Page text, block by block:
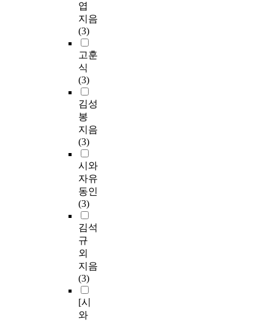
엽
지음
(3)
고훈
식
(3)
김성
봉
지음
(3)
시와
자유
동인
(3)
김석
규
외
지음
(3)
[시
와